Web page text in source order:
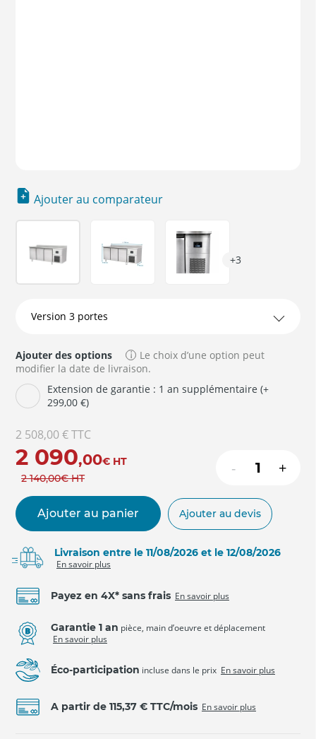
Ajouter au comparateur
+3
Ajouter des options
Le choix d’une option peut
modifier la date de livraison.
Extension de garantie : 1 an supplémentaire (+
299,00 €)
2 508,00 €TTC
2 090,00€ HT
2 140,00€ HT
- +
Ajouter au panier Ajouter au devis
Livraison entre le 11/08/2026 et le 12/08/2026
En savoir plus
Payez en 4X* sans frais En savoir plus
Garantie 1 an pièce, main d’oeuvre et déplacement
En savoir plus
Éco-participation incluse dans le prix En savoir plus
A partir de 115,37 € TTC/mois En savoir plus